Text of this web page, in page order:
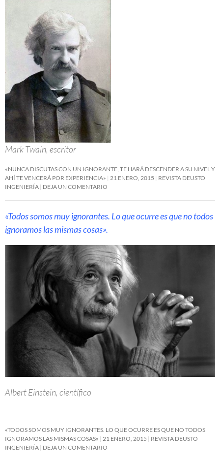
Mark Twain, escritor
«NUNCA DISCUTAS CON UN IGNORANTE, TE HARÁ DESCENDER A SU NIVEL Y
AHÍ TE VENCERÁ POR EXPERIENCIA» 21 ENERO, 2015
REVISTA DEUSTO
INGENIERÍA DEJA UN COMENTARIO
«Todos somos muy ignorantes. Lo que ocurre es que no todos
ignoramos las mismas cosas».
Albert Einstein, científico
«TODOS SOMOS MUY IGNORANTES. LO QUE OCURRE ES QUE NO TODOS
IGNORAMOS LAS MISMAS COSAS»
21 ENERO, 2015
REVISTA DEUSTO
INGENIERÍA DEJA UN COMENTARIO